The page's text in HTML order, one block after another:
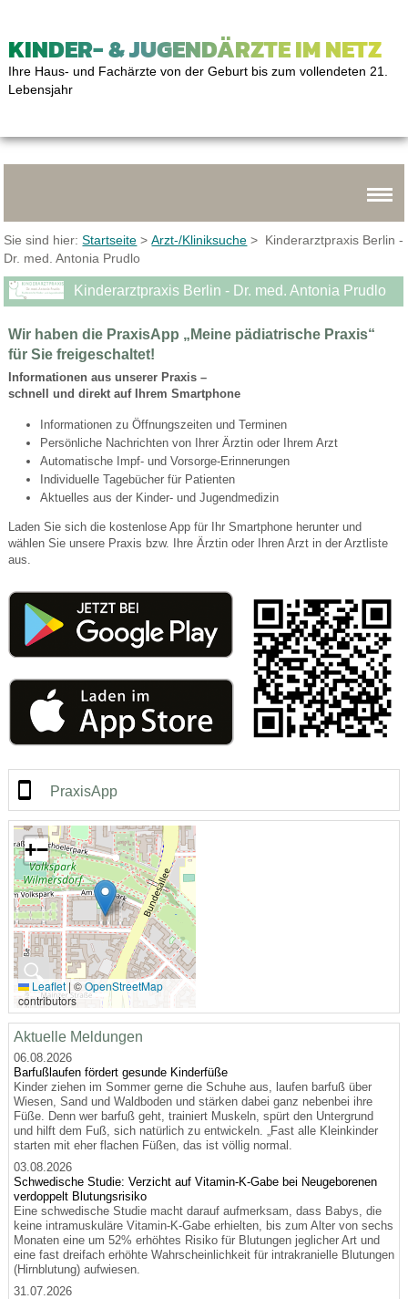
KINDER- & JUGENDÄRZTE IM NETZ
Ihre Haus- und Fachärzte von der Geburt bis zum vollendeten 21.
Lebensjahr
Sie sind hier:Startseite >Arzt-/Kliniksuche > Kinderarztpraxis Berlin -
Dr. med. Antonia Prudlo
Kinderarztpraxis Berlin - Dr. med. Antonia Prudlo
Wir haben die PraxisApp „Meine pädiatrische Praxis“
für Sie freigeschaltet!
Informationen aus unserer Praxis –
schnell und direkt auf Ihrem Smartphone
Informationen zu Öffnungszeiten und Terminen
Persönliche Nachrichten von Ihrer Ärztin oder Ihrem Arzt
Automatische Impf- und Vorsorge-Erinnerungen
Individuelle Tagebücher für Patienten
Aktuelles aus der Kinder- und Jugendmedizin
Laden Sie sich die kostenlose App für Ihr Smartphone herunter und
wählen Sie unsere Praxis bzw. Ihre Ärztin oder Ihren Arzt in der Arztliste
aus.
PraxisApp
🔍
+−
Leaflet | ©OpenStreetMap
contributors
Aktuelle Meldungen
06.08.2026
Barfußlaufen fördert gesunde Kinderfüße
Kinder ziehen im Sommer gerne die Schuhe aus, laufen barfuß über
Wiesen, Sand und Waldboden und stärken dabei ganz nebenbei ihre
Füße. Denn wer barfuß geht, trainiert Muskeln, spürt den Untergrund
und hilft dem Fuß, sich natürlich zu entwickeln. „Fast alle Kleinkinder
starten mit eher flachen Füßen, das ist völlig normal.
03.08.2026
Schwedische Studie: Verzicht auf Vitamin-K-Gabe bei Neugeborenen
verdoppelt Blutungsrisiko
Eine schwedische Studie macht darauf aufmerksam, dass Babys, die
keine intramuskuläre Vitamin-K-Gabe erhielten, bis zum Alter von sechs
Monaten eine um 52% erhöhtes Risiko für Blutungen jeglicher Art und
eine fast dreifach erhöhte Wahrscheinlichkeit für intrakranielle Blutungen
(Hirnblutung) aufwiesen.
31.07.2026